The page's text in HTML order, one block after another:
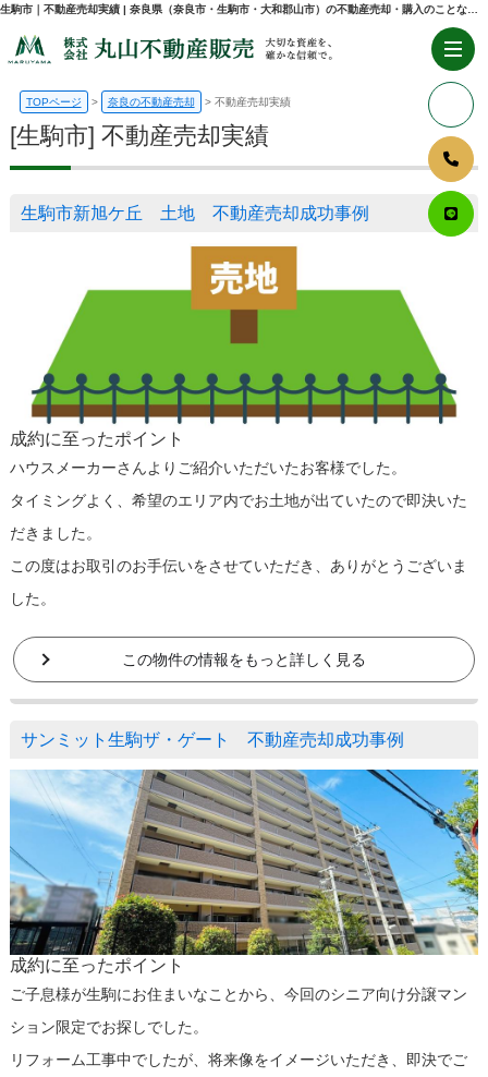
TOPページ 奈良の不動産売却 不動産売却実績
[生駒市] 不動産売却実績
生駒市新旭ケ丘 土地 不動産売却成功事例
成約に至ったポイント
ハウスメーカーさんよりご紹介いただいたお客様でした。
タイミングよく、希望のエリア内でお土地が出ていたので即決いた
だきました。
この度はお取引のお手伝いをさせていただき、ありがとうございま
した。
この物件の情報をもっと詳しく見る
サンミット生駒ザ・ゲート 不動産売却成功事例
成約に至ったポイント
ご子息様が生駒にお住まいなことから、今回のシニア向け分譲マン
ション限定でお探しでした。
リフォーム工事中でしたが、将来像をイメージいただき、即決でご